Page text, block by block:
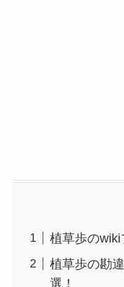
植草歩のwiki
植草歩の勘
選！